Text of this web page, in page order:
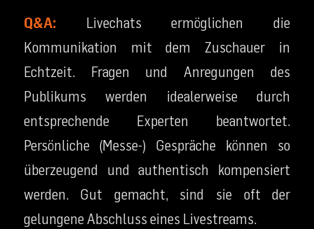
Q&A: Livechats ermöglichen die
Kommunikation mit dem Zuschauer in
Echtzeit. Fragen und Anregungen des
Publikums werden idealerweise durch
entsprechende Experten beantwortet.
Persönliche (Messe-) Gespräche können so
überzeugend und authentisch kompensiert
werden. Gut gemacht, sind sie oft der
gelungene Abschluss eines Livestreams.